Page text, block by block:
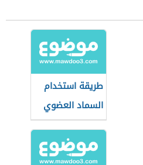
طريقة استخدام
السماد العضوي